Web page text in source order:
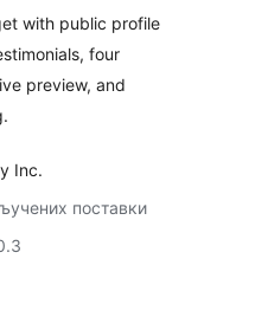
with public profile
four
preview, and
Inc.
поставки